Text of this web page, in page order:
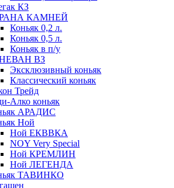
КЗ
КАМНЕЙ
Коньяк 0,2 л.
Коньяк 0,5 л.
Коньяк в п/у
ВЗ
Эксклюзивный коньяк
Классический коньяк
Трейд
Алко коньяк
АРАДИС
Ной
Ной ЕКВВКА
NOY Very Special
Ной КРЕМЛИН
Ной ЛЕГЕНДА
ТАВИНКО